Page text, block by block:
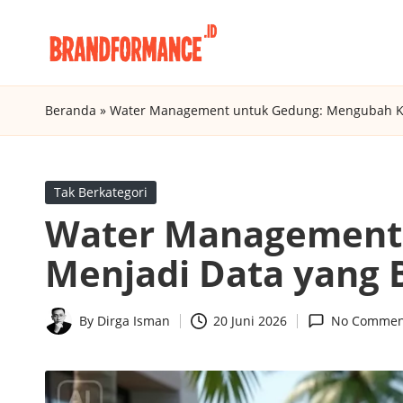
B
r
n
d
f
o
r
Marketing
Agency
Beranda » Water Management untuk Gedung: Mengubah
Posted
Tak Berkategori
Water
Menjadi Data
Posted
By Dirga Isman 20 Juni 2026 No